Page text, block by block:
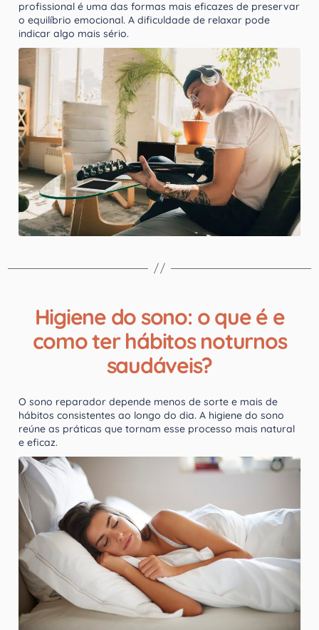
profissional é uma das formas mais eficazes de preservar
o equilíbrio emocional. A dificuldade de relaxar pode
indicar algo mais sério.
Higiene do sono: o que é e
como ter hábitos noturnos
saudáveis?
O sono reparador depende menos de sorte e mais de
hábitos consistentes ao longo do dia. A higiene do sono
reúne as práticas que tornam esse processo mais natural
e eficaz.